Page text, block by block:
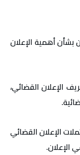
بشأن أهمية الإعلان
الإعلان القضائي،
الإعلان القضائي
الإعلان.